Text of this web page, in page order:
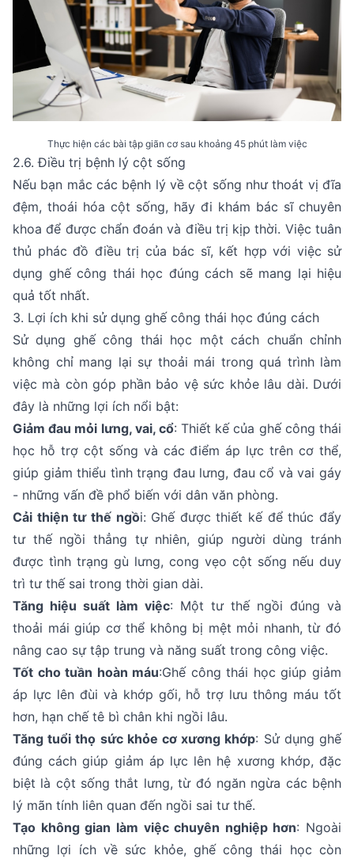
Thực hiện các bài tập giãn cơ sau khoảng 45 phút làm việc
2.6. Điều trị bệnh lý cột sống
Nếu bạn mắc các bệnh lý về cột sống như thoát vị đĩa
đệm, thoái hóa cột sống, hãy đi khám bác sĩ chuyên
khoa để được chẩn đoán và điều trị kịp thời. Việc tuân
thủ phác đồ điều trị của bác sĩ, kết hợp với việc sử
dụng ghế công thái học đúng cách sẽ mang lại hiệu
quả tốt nhất.
3. Lợi ích khi sử dụng ghế công thái học đúng cách
Sử dụng ghế công thái học một cách chuẩn chỉnh
không chỉ mang lại sự thoải mái trong quá trình làm
việc mà còn góp phần bảo vệ sức khỏe lâu dài. Dưới
đây là những lợi ích nổi bật:
Giảm đau mỏi lưng, vai, cổ: Thiết kế của ghế công thái
học hỗ trợ cột sống và các điểm áp lực trên cơ thể,
giúp giảm thiểu tình trạng đau lưng, đau cổ và vai gáy
- những vấn đề phổ biến với dân văn phòng.
Cải thiện tư thế ngồi: Ghế được thiết kế để thúc đẩy
tư thế ngồi thẳng tự nhiên, giúp người dùng tránh
được tình trạng gù lưng, cong vẹo cột sống nếu duy
trì tư thế sai trong thời gian dài.
Tăng hiệu suất làm việc: Một tư thế ngồi đúng và
thoải mái giúp cơ thể không bị mệt mỏi nhanh, từ đó
nâng cao sự tập trung và năng suất trong công việc.
Tốt cho tuần hoàn máu:Ghế công thái học giúp giảm
áp lực lên đùi và khớp gối, hỗ trợ lưu thông máu tốt
hơn, hạn chế tê bì chân khi ngồi lâu.
Tăng tuổi thọ sức khỏe cơ xương khớp: Sử dụng ghế
đúng cách giúp giảm áp lực lên hệ xương khớp, đặc
biệt là cột sống thắt lưng, từ đó ngăn ngừa các bệnh
lý mãn tính liên quan đến ngồi sai tư thế.
Tạo không gian làm việc chuyên nghiệp hơn: Ngoài
những lợi ích về sức khỏe, ghế công thái học còn